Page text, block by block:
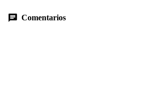
Comentarios